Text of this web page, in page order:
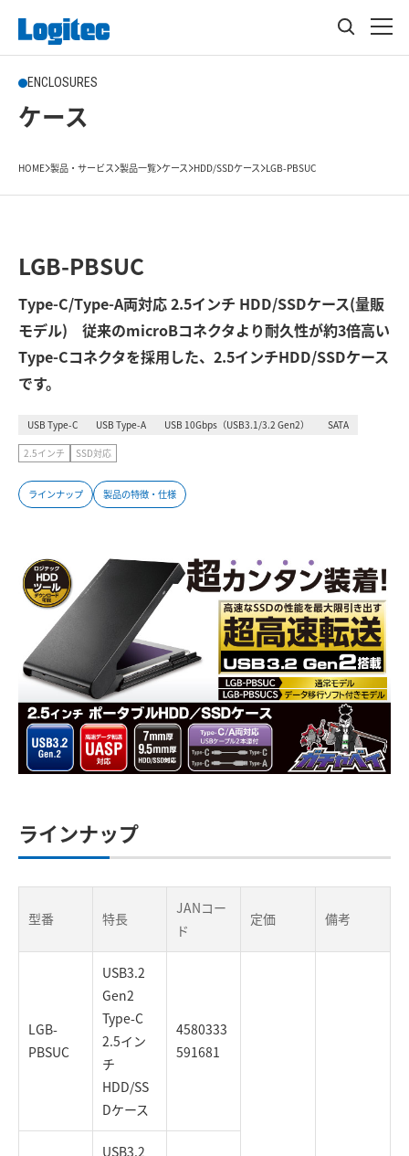
ENCLOSURES
ケース
HOME 製品・サービス 製品一覧 ケース HDD/SSDケース LGB-PBSUC
LGB-PBSUC
Type-C/Type-A両対応 2.5インチ HDD/SSDケース(量販
モデル) 従来のmicroBコネクタより耐久性が約3倍高い
Type-Cコネクタを採用した、2.5インチHDD/SSDケース
です。
USB Type-C USB Type-A USB 10Gbps（USB3.1/3.2 Gen2） SATA
2.5インチ SSD対応
ラインナップ 製品の特徴・仕様
ラインナップ
型番 特長
JANコー
ド
定価 備考
LGB-
PBSUC
USB3.2
Gen2
Type-C
2.5イン
チ
HDD/SS
Dケース
4580333
591681
USB3.2